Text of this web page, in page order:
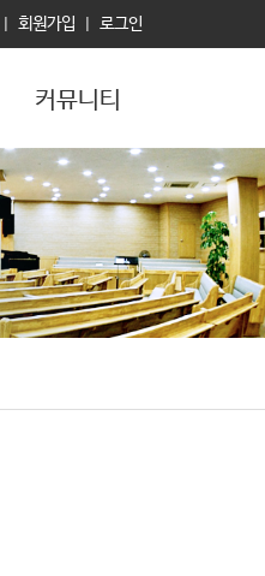
회원가입 로그인
커뮤니티